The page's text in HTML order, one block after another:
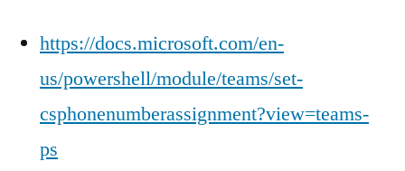
https://docs.microsoft.com/en-
us/powershell/module/teams/set-
csphonenumberassignment?view=teams-
ps